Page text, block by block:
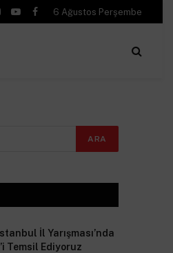
YouTubeFacebook
6 Ağustos Perşembe
İl Yarışması’nda
Temsil Ediyoruz